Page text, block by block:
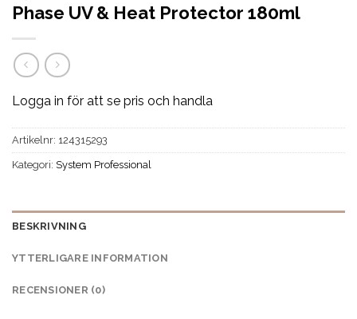
Phase UV & Heat Protector 180ml
Logga in för att se pris och handla
Artikelnr: 124315293
Kategori: System Professional
BESKRIVNING
YTTERLIGARE INFORMATION
RECENSIONER (0)